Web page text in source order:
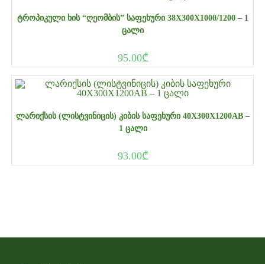
ᲢᲠᲝᲞᲘᲙᲣᲚᲘ ᲮᲘᲡ “ᲦᲔᲝᲛᲑᲘᲡ” ᲡᲐᲤᲔᲮᲣᲠᲘ 38X300X1000/1200 – 1
ᲪᲐᲚᲘ
95.00₾
ᲚᲐᲠᲘᲥᲡᲘᲡ (ᲚᲘᲡᲢᲕᲘᲜᲘᲪᲘᲡ) ᲙᲘᲑᲘᲡ ᲡᲐᲤᲔᲮᲣᲠᲘ 40X300X1200AB –
1 ᲪᲐᲚᲘ
93.00₾